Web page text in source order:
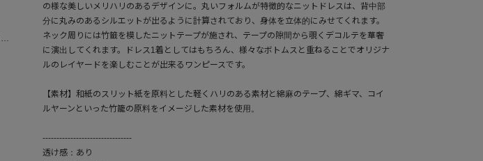
の様な美しいメリハリのあるデザインに。丸いフォルムが特徴的なニットドレスは、背中部
分に丸みのあるシルエットが出るように計算されており、身体を立体的にみせてくれます。
ネック周りには竹籤を模したニットテープが施され、テープの隙間から覗くデコルテを華奢
に演出してくれます。ドレス1着としてはもちろん、様々なボトムスと重ねることでオリジナ
ルのレイヤードを楽しむことが出来るワンピースです。
【素材】和紙のスリット紙を原料とした軽くハリのある素材と綿麻のテープ、綿ギマ、コイ
ルヤーンといった竹籠の原料をイメージした素材を使用。
--------------------------------
透け感：あり